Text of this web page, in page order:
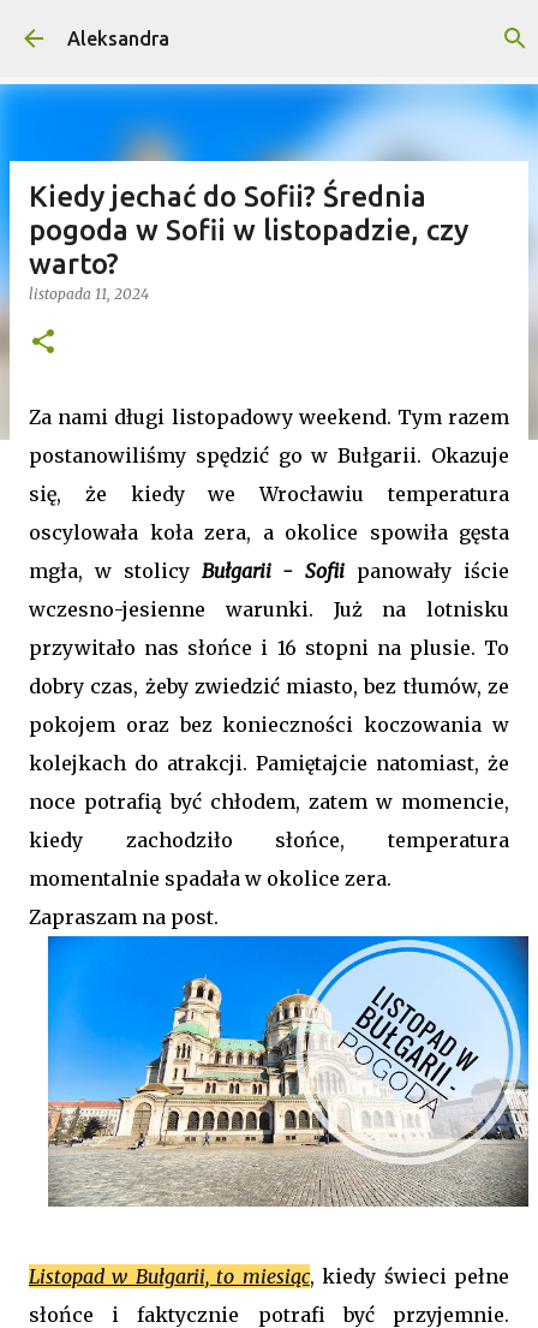
Przejdź do głównej zawartości
Aleksandra
Kiedy jechać do Sofii? Średnia
pogoda w Sofii w listopadzie, czy
warto?
listopada 11, 2024
Za nami długi listopadowy weekend. Tym razem
postanowiliśmy spędzić go w Bułgarii. Okazuje
się, że kiedy we Wrocławiu temperatura
oscylowała koła zera, a okolice spowiła gęsta
mgła, w stolicy Bułgarii - Sofii panowały iście
wczesno-jesienne warunki. Już na lotnisku
przywitało nas słońce i 16 stopni na plusie. To
dobry czas, żeby zwiedzić miasto, bez tłumów, ze
pokojem oraz bez konieczności koczowania w
kolejkach do atrakcji. Pamiętajcie natomiast, że
noce potrafią być chłodem, zatem w momencie,
kiedy zachodziło słońce, temperatura
momentalnie spadała w okolice zera.
Zapraszam na post.
Listopad w Bułgarii, to miesiąc, kiedy świeci pełne
słońce i faktycznie potrafi być przyjemnie.